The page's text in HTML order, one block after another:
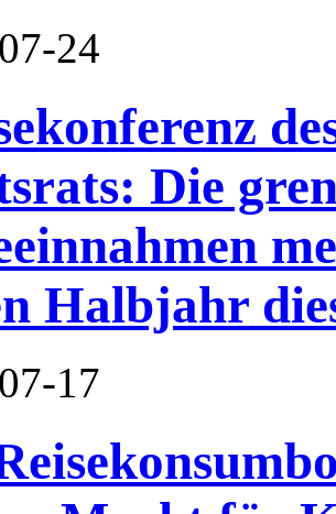
24
Die
Halbjahr
17